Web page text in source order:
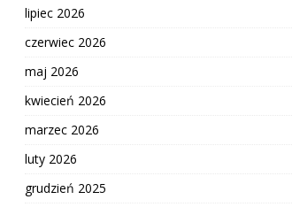
lipiec 2026
czerwiec 2026
maj 2026
kwiecień 2026
marzec 2026
luty 2026
grudzień 2025